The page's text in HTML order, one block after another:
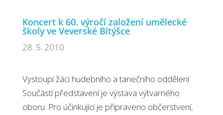
Koncert k 60. výročí založení umělecké
školy ve Veverské Bítýšce
28. 5. 2010
Vystoupí žáci hudebního a tanečního oddělení.
Součástí představení je výstava výtvarného
oboru. Pro účinkující je připraveno občerstvení,